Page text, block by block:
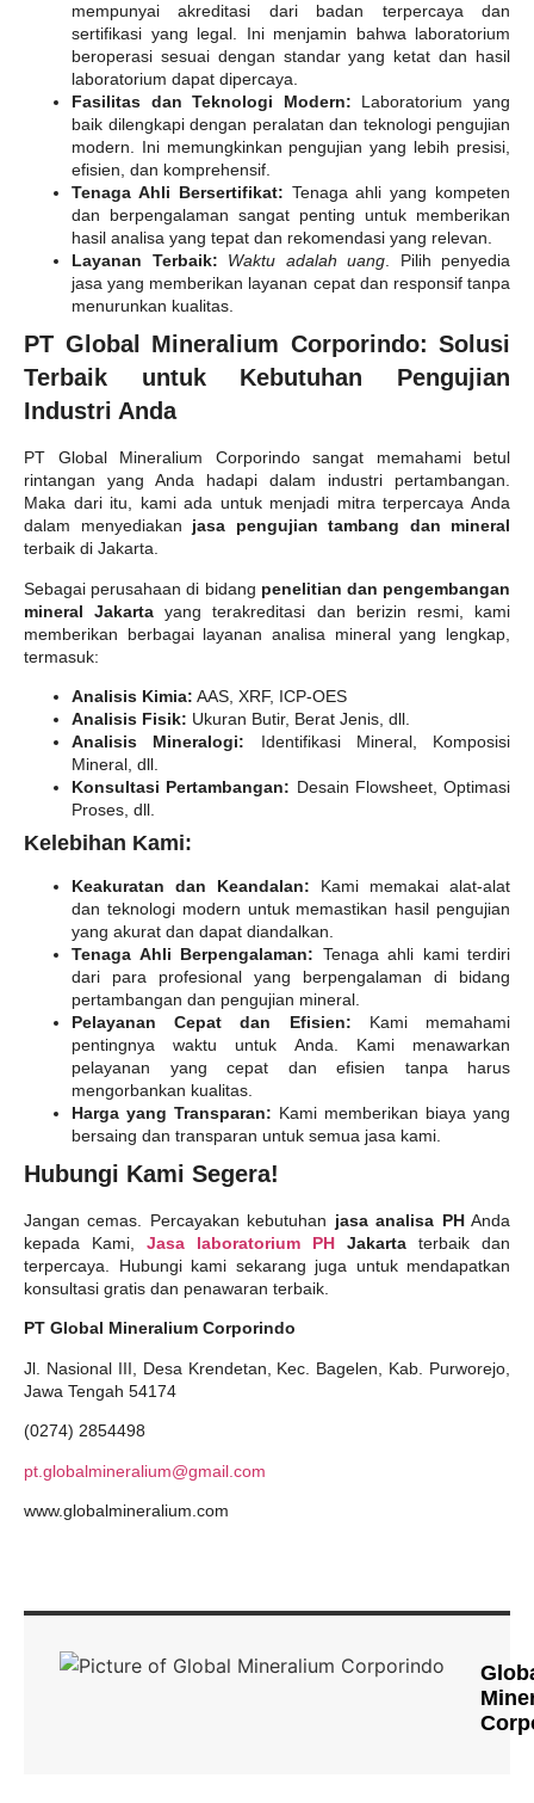
mempunyai akreditasi dari badan terpercaya dan
sertifikasi yang legal. Ini menjamin bahwa laboratorium
beroperasi sesuai dengan standar yang ketat dan hasil
laboratorium dapat dipercaya.
Fasilitas dan Teknologi Modern: Laboratorium yang
baik dilengkapi dengan peralatan dan teknologi pengujian
modern. Ini memungkinkan pengujian yang lebih presisi,
efisien, dan komprehensif.
Tenaga Ahli Bersertifikat: Tenaga ahli yang kompeten
dan berpengalaman sangat penting untuk memberikan
hasil analisa yang tepat dan rekomendasi yang relevan.
Layanan Terbaik:
Waktu adalah uang. Pilih penyedia
jasa yang memberikan layanan cepat dan responsif tanpa
menurunkan kualitas.
PT Global Mineralium Corporindo: Solusi
Terbaik untuk Kebutuhan Pengujian
Industri Anda
PT Global Mineralium Corporindo sangat memahami betul
rintangan yang Anda hadapi dalam industri pertambangan.
Maka dari itu, kami ada untuk menjadi mitra terpercaya Anda
dalam menyediakan jasa pengujian tambang dan mineral
terbaik di Jakarta.
Sebagai perusahaan di bidang penelitian dan pengembangan
mineral Jakarta yang terakreditasi dan berizin resmi, kami
memberikan berbagai layanan analisa mineral yang lengkap,
termasuk:
Analisis Kimia: AAS, XRF, ICP-OES
Analisis Fisik: Ukuran Butir, Berat Jenis, dll.
Analisis Mineralogi: Identifikasi Mineral, Komposisi
Mineral, dll.
Konsultasi Pertambangan: Desain Flowsheet, Optimasi
Proses, dll.
Kelebihan Kami:
Keakuratan dan Keandalan: Kami memakai alat-alat
dan teknologi modern untuk memastikan hasil pengujian
yang akurat dan dapat diandalkan.
Tenaga Ahli Berpengalaman: Tenaga ahli kami terdiri
dari para profesional yang berpengalaman di bidang
pertambangan dan pengujian mineral.
Pelayanan Cepat dan Efisien: Kami memahami
pentingnya waktu untuk Anda. Kami menawarkan
pelayanan yang cepat dan efisien tanpa harus
mengorbankan kualitas.
Harga yang Transparan: Kami memberikan biaya yang
bersaing dan transparan untuk semua jasa kami.
Hubungi Kami Segera!
Jangan cemas. Percayakan kebutuhan jasa analisa PHAnda
kepada Kami, Jasa laboratorium PH Jakarta terbaik dan
terpercaya. Hubungi kami sekarang juga untuk mendapatkan
konsultasi gratis dan penawaran terbaik.
PT Global Mineralium Corporindo
Jl. Nasional III, Desa Krendetan, Kec. Bagelen, Kab. Purworejo,
Jawa Tengah 54174
(0274) 2854498
pt.globalmineralium@gmail.com
www.globalmineralium.com